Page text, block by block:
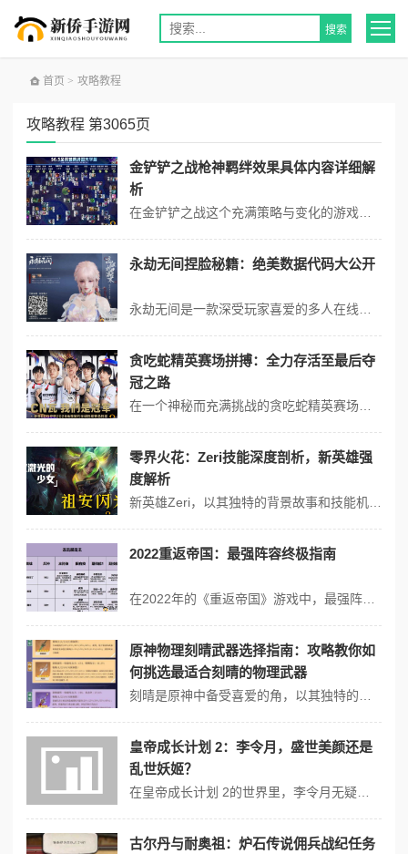
首页 > 攻略教程
攻略教程 第3065页
金铲铲之战枪神羁绊效果具体内容详细解
析
永劫无间捏脸秘籍：绝美数据代码大公开
贪吃蛇精英赛场拼搏：全力存活至最后夺
冠之路
零界火花：Zeri技能深度剖析，新英雄强
度解析
2022重返帝国：最强阵容终极指南
原神物理刻晴武器选择指南：攻略教你如
何挑选最适合刻晴的物理武器
皇帝成长计划 2：李令月，盛世美颜还是
乱世妖姬？
古尔丹与耐奥祖：炉石传说佣兵战纪任务